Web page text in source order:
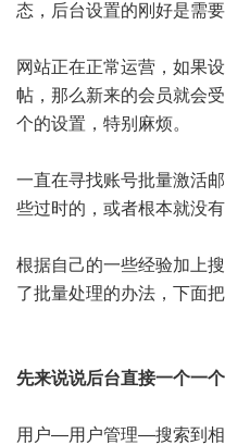
态，后台设置的刚好是需
网站正在正常运营，如果
帖，那么新来的会员就会
个的设置，特别麻烦。
一直在寻找账号批量激活
些过时的，或者根本就没
根据自己的一些经验加上
了批量处理的办法，下面
先来说说后台直接一个一
用户—用户管理—搜索到